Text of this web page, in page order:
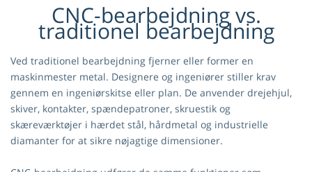
CNC-bearbejdning vs.
traditionel bearbejdning
Ved traditionel bearbejdning fjerner eller former en
maskinmester metal. Designere og ingeniører stiller krav
gennem en ingeniørskitse eller plan. De anvender drejehjul,
skiver, kontakter, spændepatroner, skruestik og
skæreværktøjer i hærdet stål, hårdmetal og industrielle
diamanter for at sikre nøjagtige dimensioner.